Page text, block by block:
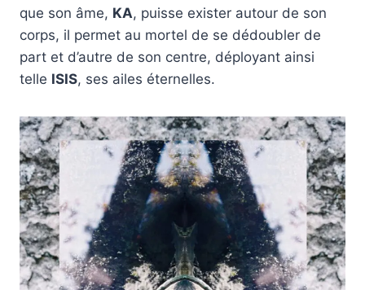
que son âme, KA, puisse exister autour de son
corps, il permet au mortel de se dédoubler de
part et d’autre de son centre, déployant ainsi
telle ISIS, ses ailes éternelles.